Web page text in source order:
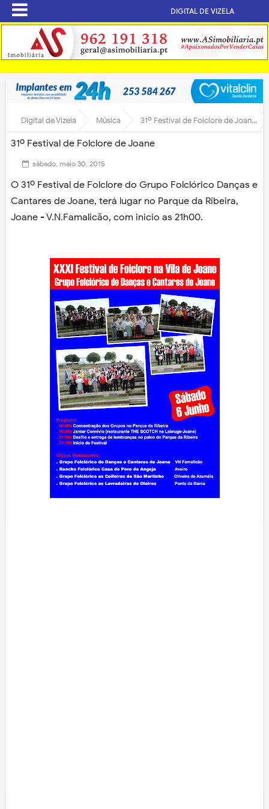
DIGITAL DE VIZELA
Digital de Vizela Música 31º Festival de Folclore de Joane
31º Festival de Folclore de Joane
sábado, maio 30, 2015
O 31º Festival de Folclore do Grupo Folclórico Danças e
Cantares de Joane, terá lugar no Parque da Ribeira,
Joane - V.N.Famalicão, com inicio as 21h00.